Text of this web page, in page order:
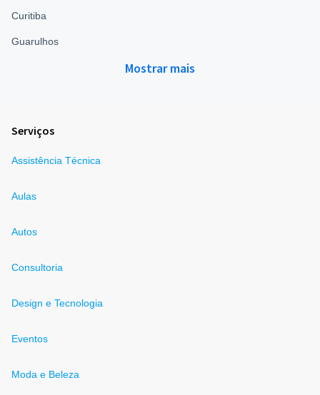
Curitiba
Guarulhos
Mostrar mais
Serviços
Assistência Técnica
Aulas
Autos
Consultoria
Design e Tecnologia
Eventos
Moda e Beleza